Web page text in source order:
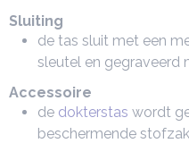
Sluiting
de tas sluit met een
sleutel en gegraveerd
Accessoire
de dokterstas wordt
beschermende stofzak